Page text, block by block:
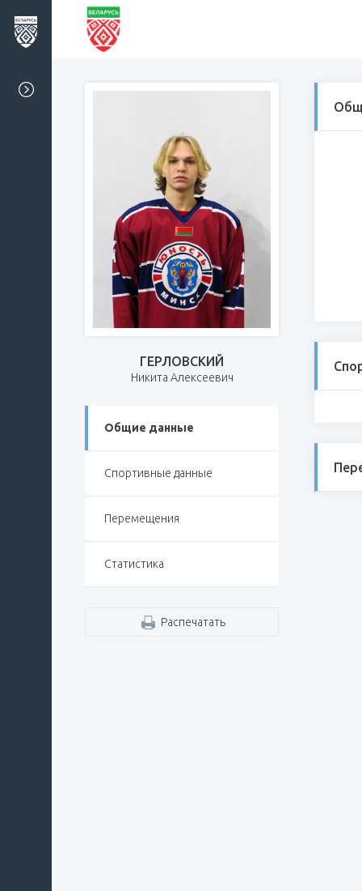
ГЕРЛОВСКИЙ
Никита Алексеевич
Общие данные
Спортивные данные
Перемещения
Статистика
Распечатать